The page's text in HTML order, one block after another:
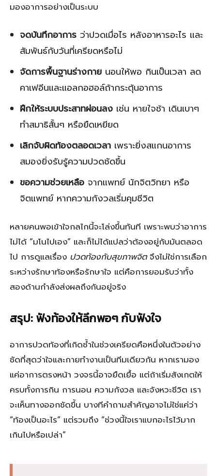
มองอาการอย่างเป็นระบบ
จดบันทึกอาการ ว่าปวดเมื่อไร หลังอาหารอะไร และ
สัมพันธ์กับวันที่เครียดหรือไม่
จัดการพื้นฐานร่างกาย นอนให้พอ กินเป็นเวลา ลด
คาเฟอีนและแอลกอฮอล์ถ้ากระตุ้นอาการ
ฝึกให้ระบบประสาทผ่อนลง เช่น หายใจช้า เดินเบาๆ
ทำสมาธิสั้นๆ หรือยืดเหยียด
เลิกจับผิดท้องตลอดเวลา เพราะยิ่งสแกนอาการ
สมองยิ่งรับรู้ความปวดชัดขึ้น
ขอความช่วยเหลือ จากแพทย์ นักจิตวิทยา หรือ
จิตแพทย์ หากความกังวลเริ่มคุมชีวิต
หลายคนพอเข้าใจกลไกนี้จะโล่งขึ้นทันที เพราะพบว่าอาการ
ไม่ได้ “มโนไปเอง” และก็ไม่ได้แปลว่าต้องอยู่กับมันตลอด
ไป การดูแลเรื่อง ปวดท้องกับสุขภาพจิตจึงไม่ใช่การเลือก
ระหว่างรักษาท้องหรือรักษาใจ แต่คือการยอมรับว่าทั้ง
สองด้านกำลังส่งผลถึงกันอยู่จริง
สรุป: ฟังท้องให้ลึกพอๆ กับฟังใจ
อาการปวดท้องที่เกิดซ้ำในช่วงเครียดคือหนึ่งในตัวอย่าง
ชัดที่สุดว่าใจและกายทำงานเป็นทีมเดียวกัน หากเรามอง
แค่อาการตรงหน้า วงจรนี้อาจยืดเยื้อ แต่ถ้าเริ่มสังเกตให้
ครบทั้งการกิน การนอน ความกังวล และจังหวะชีวิต เรา
จะเห็นทางออกชัดขึ้น บางทีคำถามสำคัญอาจไม่ใช่แค่ว่า
“ท้องเป็นอะไร” แต่รวมถึง “ช่วงนี้ใจเราแบกอะไรไว้มาก
เกินไปหรือเปล่า”